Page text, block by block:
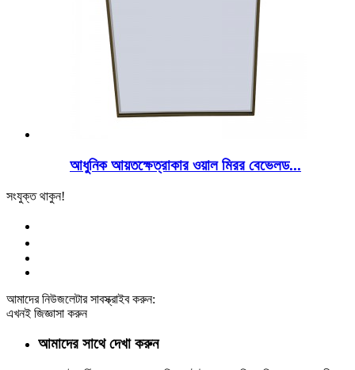
আধুনিক আয়তক্ষেত্রাকার ওয়াল মিরর বেভেলড...
সংযুক্ত থাকুন!
আমাদের নিউজলেটার সাবস্ক্রাইব করুন:
এখনই জিজ্ঞাসা করুন
আমাদের সাথে দেখা করুন